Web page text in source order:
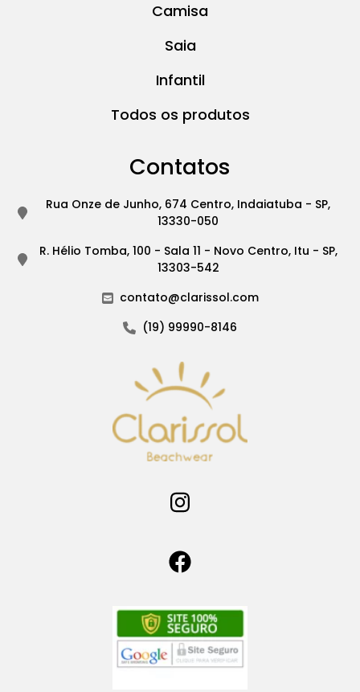
Camisa
Saia
Infantil
Todos os produtos
Contatos
Rua Onze de Junho, 674 Centro, Indaiatuba - SP,
13330-050
R. Hélio Tomba, 100 - Sala 11 - Novo Centro, Itu - SP,
13303-542
contato@clarissol.com
(19) 99990-8146